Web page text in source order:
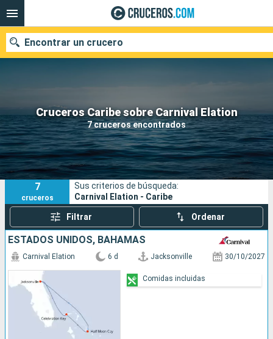
Cruceros Caribe sobre Carnival Elation
7 cruceros encontrados
Encontrar un crucero
Nuestros destinos
Fecha de salida
Puertos Compañías
Buscar
7
cruceros
Sus criterios de búsqueda:
Carnival Elation - Caribe
Filtrar Ordenar
ESTADOS UNIDOS, BAHAMAS
Carnival Elation 6 d Jacksonville 30/10/2027
Comidas incluidas